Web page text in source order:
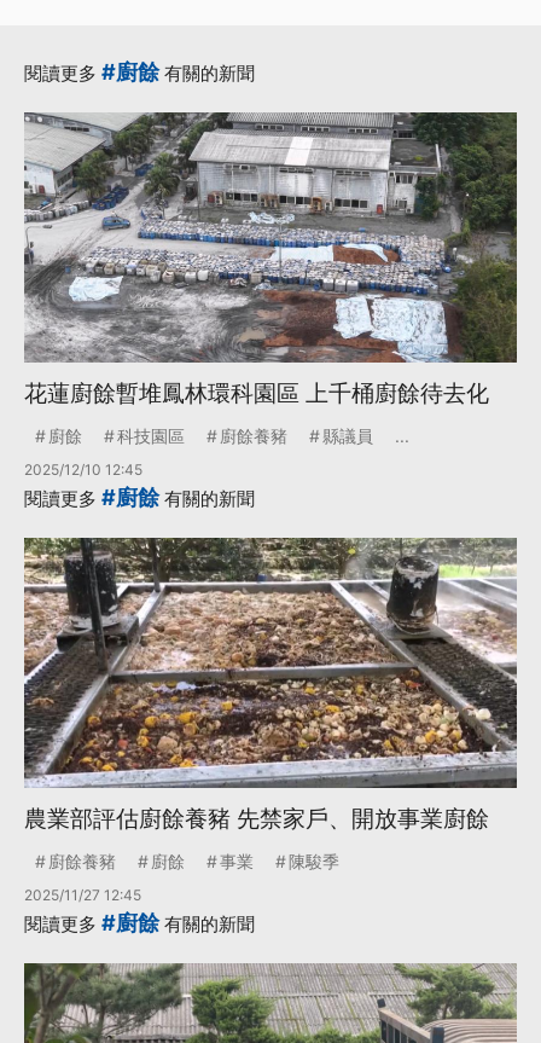
閱讀更多 #廚餘有關的新聞
花蓮廚餘暫堆鳳林環科園區 上千桶廚餘待去化
廚餘 科技園區 廚餘養豬 縣議員 ...
2025/12/10 12:45
閱讀更多 #廚餘有關的新聞
農業部評估廚餘養豬 先禁家戶、開放事業廚餘
廚餘養豬 廚餘 事業 陳駿季
2025/11/27 12:45
閱讀更多 #廚餘有關的新聞